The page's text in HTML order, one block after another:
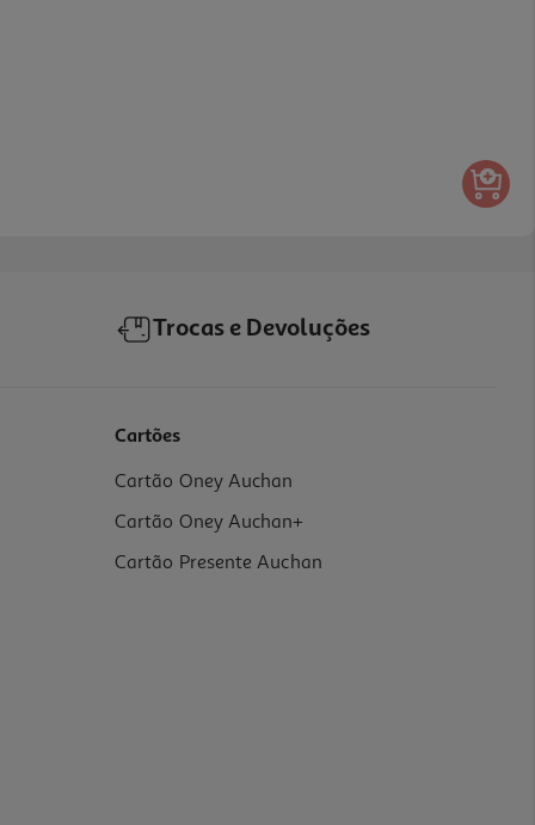
Trocas e Devoluções
Cartões
Cartão Oney Auchan
Cartão Oney Auchan+
Cartão Presente Auchan